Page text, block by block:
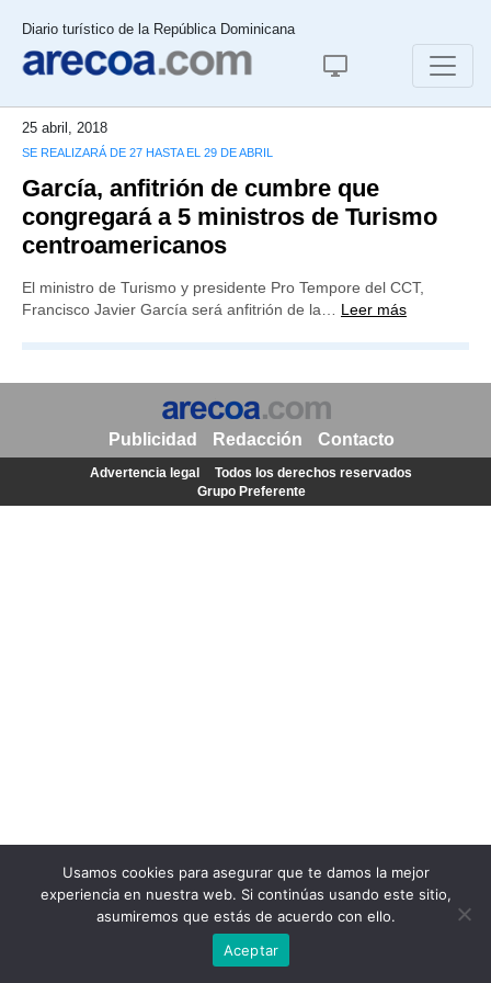
Diario turístico de la República Dominicana
25 abril, 2018
SE REALIZARÁ DE 27 HASTA EL 29 DE ABRIL
García, anfitrión de cumbre que
congregará a 5 ministros de Turismo
centroamericanos
El ministro de Turismo y presidente Pro Tempore del CCT,
Francisco Javier García será anfitrión de la… Leer más
Usamos cookies para asegurar que te damos la mejor
experiencia en nuestra web. Si continúas usando este sitio,
asumiremos que estás de acuerdo con ello.
Aceptar
Publicidad Redacción Contacto
Advertencia legal
Todos los derechos reservados
Grupo Preferente